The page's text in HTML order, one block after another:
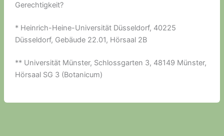
Gerechtigkeit?
* Heinrich-Heine-Universität Düsseldorf, 40225
Düsseldorf, Gebäude 22.01, Hörsaal 2B
** Universität Münster, Schlossgarten 3, 48149 Münster,
Hörsaal SG 3 (Botanicum)